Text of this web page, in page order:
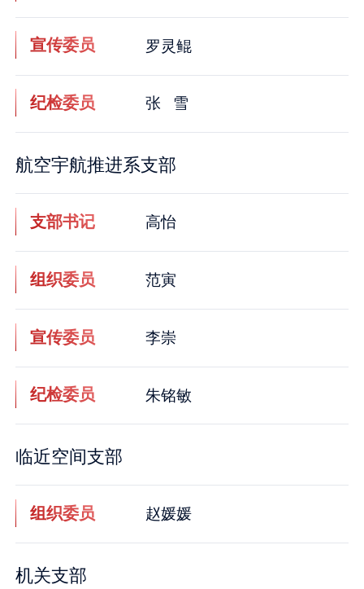
宣传委员 罗灵鲲
纪检委员 张 雪
航空宇航推进系支部
支部书记 高怡
组织委员 范寅
宣传委员 李崇
纪检委员 朱铭敏
临近空间支部
组织委员 赵媛媛
机关支部